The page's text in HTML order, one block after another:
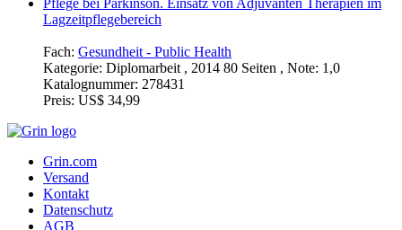
Lagzeitpflegebereich
Fach: Gesundheit - Public Health
Kategorie: Diplomarbeit , 2014 80 Seiten , Note: 1,0
Katalognummer: 278431
Preis: US$ 34,99
Grin.com
Versand
Kontakt
Datenschutz
AGB